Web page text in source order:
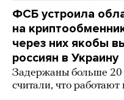
ФСБ устроила
на
через них якобы
россиян в Украину
Задержаны больше 20
считали, что